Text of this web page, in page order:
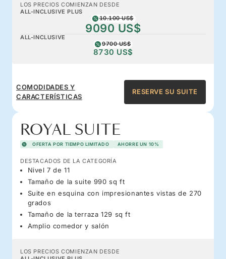
LOS PRECIOS COMIENZAN DESDE
ALL-INCLUSIVE PLUS
10.100 US$
9090 US$
ALL-INCLUSIVE
9700 US$
8730 US$
COMODIDADES Y
CARACTERÍSTICAS
RESERVE SU SUITE
ROYAL SUITE
OFERTA POR TIEMPO LIMITADO AHORRE UN 10%
DESTACADOS DE LA CATEGORÍA
Nivel 7 de 11
Tamaño de la suite 990 sq ft
Suite en esquina con impresionantes vistas de 270
grados
Tamaño de la terraza 129 sq ft
Amplio comedor y salón
LOS PRECIOS COMIENZAN DESDE